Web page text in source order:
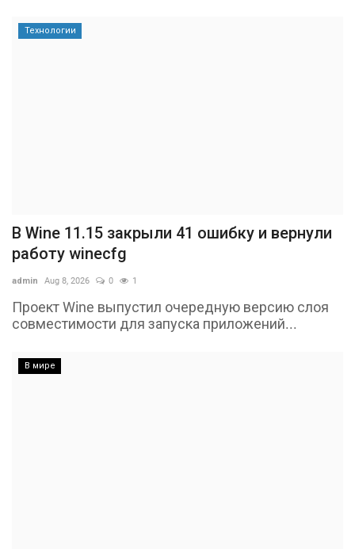
Технологии
В Wine 11.15 закрыли 41 ошибку и вернули
работу winecfg
admin Aug 8, 2026 0 1
Проект Wine выпустил очередную версию слоя
совместимости для запуска приложений...
В мире